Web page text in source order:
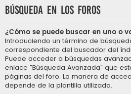
Búsqueda en los foros
¿Cómo se puede buscar en uno o
Introduciendo un término de
correspondiente del buscador del
Puede acceder a búsquedas
enlace "Búsqueda Avanzada" que
páginas del foro. La manera de
depende de la plantilla utilizada.